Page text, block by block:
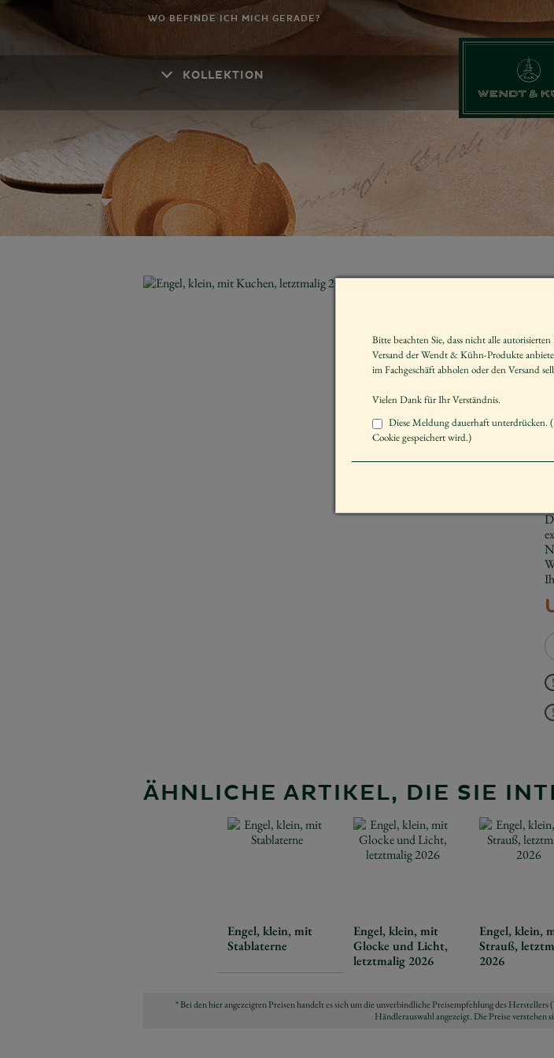
WO BEFINDE ICH MICH GERADE?
KOLLEKTION
ÄHNLICHE ARTIKEL, DIE SIE
Engel, klein, mit
Stablaterne
Engel, klein, mit
Glocke und Licht,
letztmalig 2026
Engel, klein,
Strauß,
2026
* Bei den hier angezeigten Preisen handelt es sich um die unverbindliche Preisempfehlung des
Händlerauswahl angezeigt. Die Preise verstehen
Bitte beachten Sie, dass nicht alle
Versand der Wendt & Kühn-Produkte
im Fachgeschäft abholen oder den Versand
Vielen Dank für Ihr Verständnis.
Diese Meldung dauerhaft unterdrücken.
Cookie gespeichert wird.)